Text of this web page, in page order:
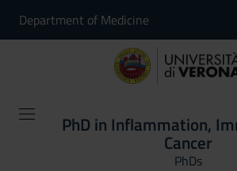
Department of Medicine
PhD in Inflammation,
Cancer
PhDs